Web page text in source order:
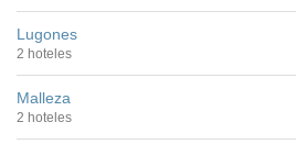
Lugones
2 hoteles
Malleza
2 hoteles